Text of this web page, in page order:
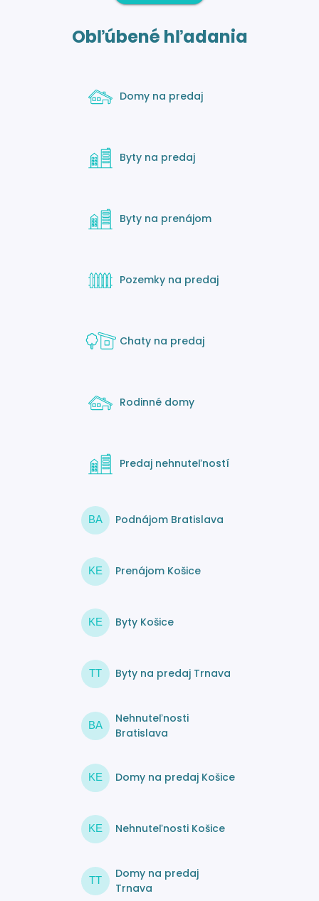
Obľúbené hľadania
Domy na predaj
Byty na predaj
Byty na prenájom
Pozemky na predaj
Chaty na predaj
Rodinné domy
Predaj nehnuteľností
BA Podnájom Bratislava
KE Prenájom Košice
KE Byty Košice
TT Byty na predaj Trnava
BA
Nehnuteľnosti
Bratislava
KE Domy na predaj Košice
KE Nehnuteľnosti Košice
TT
Domy na predaj
Trnava